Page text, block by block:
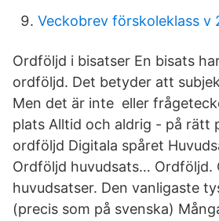
Veckobrev förskoleklass v
Ordföljd i bisatser En bisats
ordföljd. Det betyder att
Men det är inte eller
plats Alltid och aldrig - på rätt
ordföljd Digitala spåret
Ordföljd huvudsats… Ordföljd.
huvudsatser. Den vanligaste
(precis som på svenska)